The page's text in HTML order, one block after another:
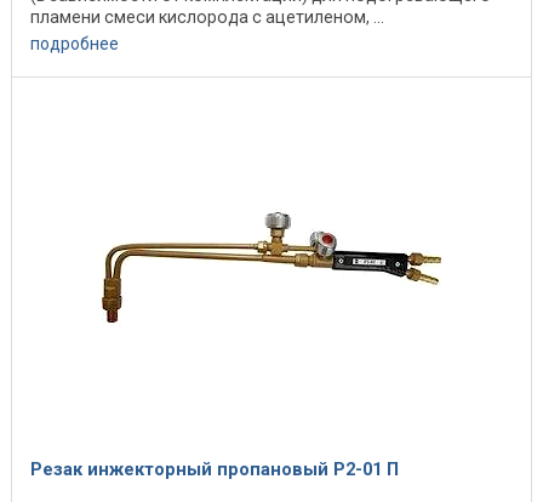
пламени смеси кислорода с ацетиленом, ...
подробнее
Резак инжекторный пропановый Р2-01 П